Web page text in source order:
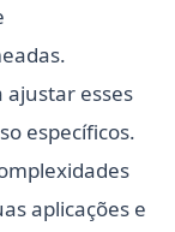
esses
específicos.
aplicações e